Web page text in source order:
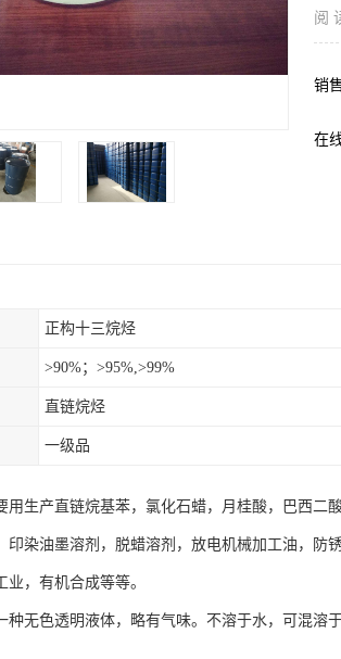
阅
销
在
正构十三烷烃
>90%；>95%,>99%
直链烷烃
一级品
用生产直链烷基苯，氯化石蜡，月桂酸，巴西二
印染油墨溶剂，脱蜡溶剂，放电机械加工油，防
业，有机合成等等。
种无色透明液体，略有气味。不溶于水，可混溶于